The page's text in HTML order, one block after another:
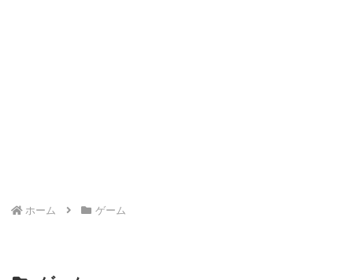
ホーム ゲーム